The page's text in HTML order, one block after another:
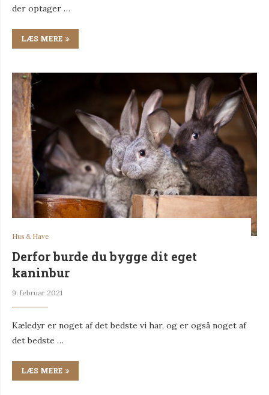
der optager …
LÆS MERE
Hus & Have
Derfor burde du bygge dit eget
kaninbur
9. februar 2021
Kæledyr er noget af det bedste vi har, og er også noget af
det bedste …
LÆS MERE